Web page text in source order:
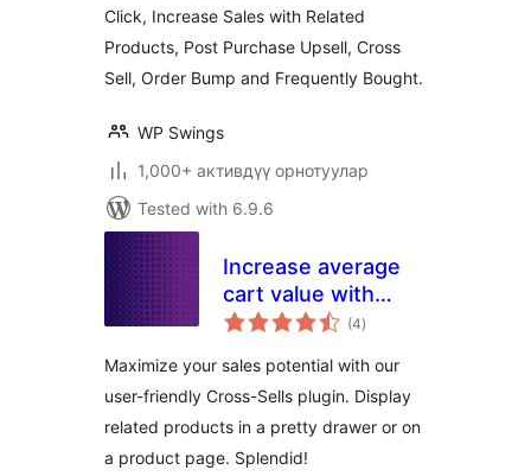
Click, Increase Sales with Related
Products, Post Purchase Upsell, Cross
Sell, Order Bump and Frequently Bought.
WP Swings
1,000+ активдүү орнотуулар
Tested with 6.9.6
Increase average
cart value with
Cross-Sell –
Booster for
WooCommerce
(4total
ratings
)
Maximize your sales potential with our
user-friendly Cross-Sells plugin. Display
related products in a pretty drawer or on
a product page. Splendid!